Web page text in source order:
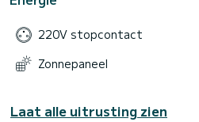
220V stopcontact
Zonnepaneel
Laat alle uitrusting zien